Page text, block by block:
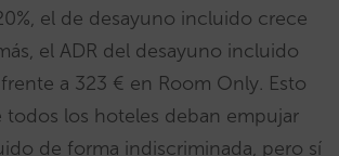
el de desayuno incluido crece
el ADR del desayuno incluido
a 323 € en Room Only. Esto
los hoteles deban empujar
de forma indiscriminada, pero sí